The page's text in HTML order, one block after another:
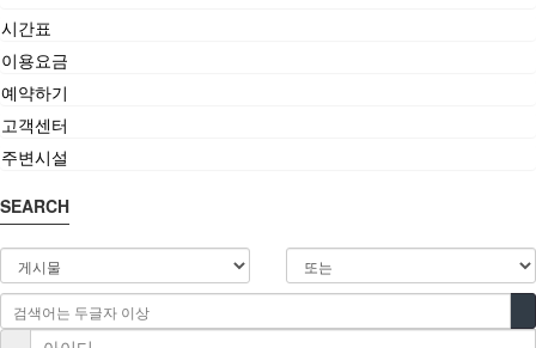
시간표
이용요금
예약하기
고객센터
주변시설
SEARCH